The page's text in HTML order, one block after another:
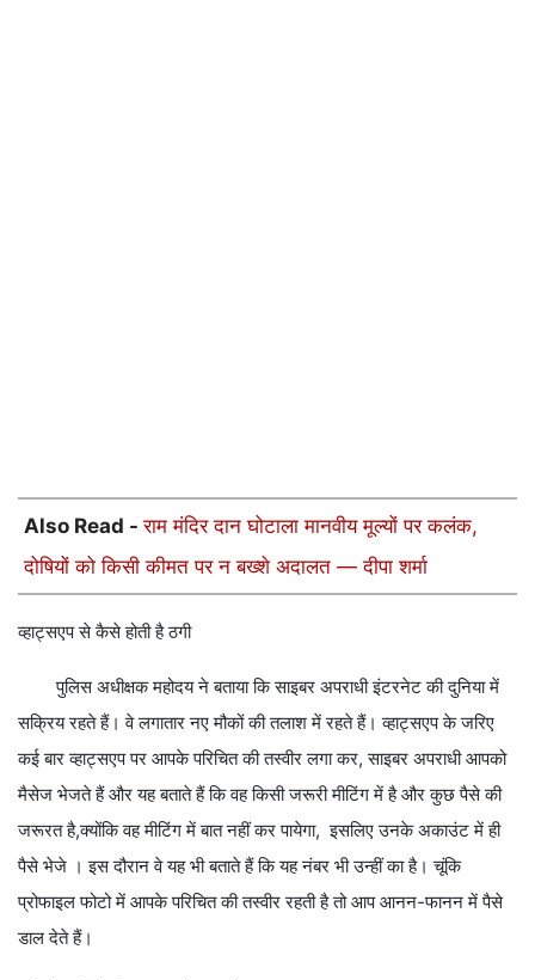
Also Read -राम मंदिर दान घोटाला मानवीय मूल्यों पर कलंक,
दोषियों को किसी कीमत पर न बख्शे अदालत — दीपा शर्मा
व्हाट्सएप से कैसे होती है ठगी
पुलिस अधीक्षक महोदय ने बताया कि साइबर अपराधी इंटरनेट की दुनिया में
सक्रिय रहते हैं। वे लगातार नए मौकों की तलाश में रहते हैं। व्हाट्सएप के जरिए
कई बार व्हाट्सएप पर आपके परिचित की तस्वीर लगा कर, साइबर अपराधी आपको
मैसेज भेजते हैं और यह बताते हैं कि वह किसी जरूरी मीटिंग में है और कुछ पैसे की
जरूरत है,क्योंकि वह मीटिंग में बात नहीं कर पायेगा, इसलिए उनके अकाउंट में ही
पैसे भेजे । इस दौरान वे यह भी बताते हैं कि यह नंबर भी उन्हीं का है। चूंकि
प्रोफाइल फोटो में आपके परिचित की तस्वीर रहती है तो आप आनन-फानन में पैसे
डाल देते हैं।